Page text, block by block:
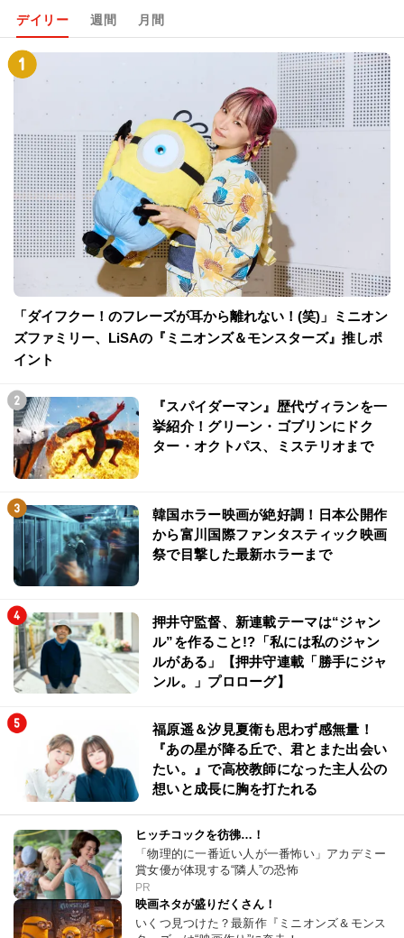
デイリー 週間 月間
「ダイフクー！のフレーズが耳から離れない！(笑)」ミニオン
ズファミリー、LiSAの『ミニオンズ＆モンスターズ』推しポ
イント
『スパイダーマン』歴代ヴィランを一
挙紹介！グリーン・ゴブリンにドク
ター・オクトパス、ミステリオまで
韓国ホラー映画が絶好調！日本公開作
から富川国際ファンタスティック映画
祭で目撃した最新ホラーまで
押井守監督、新連載テーマは“ジャン
ル”を作ること!?「私には私のジャン
ルがある」【押井守連載「勝手にジャ
ンル。」プロローグ】
福原遥＆汐見夏衛も思わず感無量！
『あの星が降る丘で、君とまた出会い
たい。』で高校教師になった主人公の
想いと成長に胸を打たれる
ヒッチコックを彷彿…！
「物理的に一番近い人が一番怖い」アカデミー
賞女優が体現する“隣人”の恐怖
PR
映画ネタが盛りだくさん！
いくつ見つけた？最新作『ミニオンズ＆モンス